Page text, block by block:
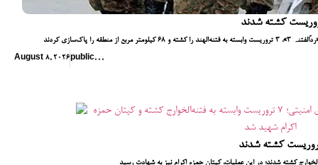
پاک‌سازی کردند
August 8, 2026 public, , ,